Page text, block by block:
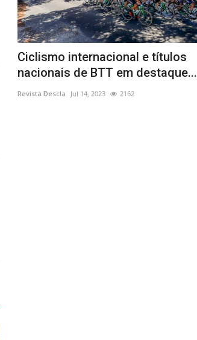
Ciclismo internacional e títulos
nacionais de BTT em destaque...
Revista Descla Jul 14, 2023 2162